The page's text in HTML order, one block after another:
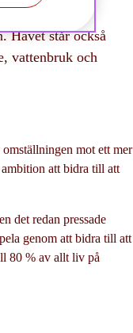
Havet står också
vattenbruk och
mot ett mer
att bidra till att
det redan pressade
genom att bidra till att
80 % av allt liv på